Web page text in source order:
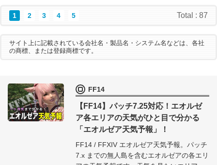
1 2 3 4 5 Total : 87
サイト上に記載されている会社名・製品名・システム名などは、各社
の商標、または登録商標です。
FF14
【FF14】パッチ7.25対応！エオルゼ
ア各エリアの天気がひと目で分かる
「エオルゼア天気予報」！
FF14 / FFXIV エオルゼア天気予報。パッチ
7.x までの無人島を含むエオルゼアの各エリ